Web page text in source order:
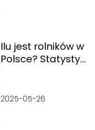
Ilu jest rolników w
Polsce? Statystyki
2025-05-26